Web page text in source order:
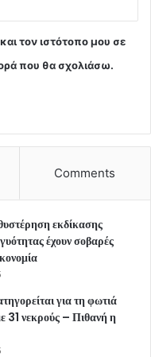
τον ιστότοπο μου σε
που θα σχολιάσω.
Comments
εκδίκασης
έχουν σοβαρές
για τη φωτιά
31 νεκρούς – Πιθανή η